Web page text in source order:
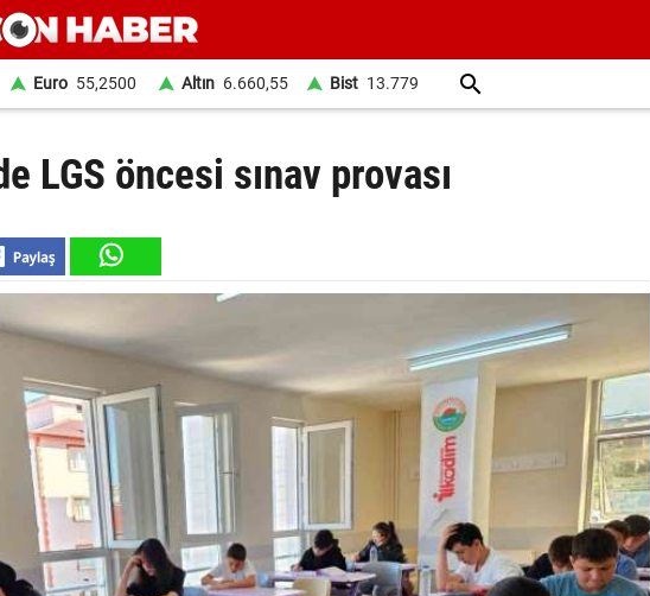
Euro 55,2500 Altın 6.660,55 Bist 13.779
LGS öncesi sınav provası